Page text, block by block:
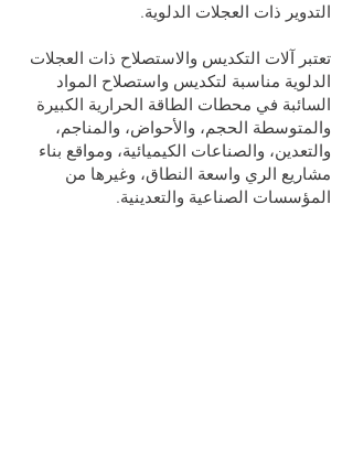
التدوير ذات العجلات الدلوية.
تعتبر آلات التكديس والاستصلاح ذات العجلات
الدلوية مناسبة لتكديس واستصلاح المواد
السائبة في محطات الطاقة الحرارية الكبيرة
والمتوسطة الحجم، والأحواض، والمناجم،
والتعدين، والصناعات الكيميائية، ومواقع بناء
مشاريع الري واسعة النطاق، وغيرها من
المؤسسات الصناعية والتعدينية.